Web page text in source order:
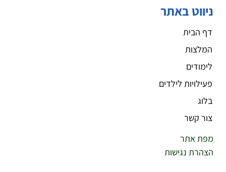
ניווט באתר
דף הבית
המלצות
לימודים
פעילויות לילדים
בלוג
צור קשר
מפת אתר
הצהרת נגישות